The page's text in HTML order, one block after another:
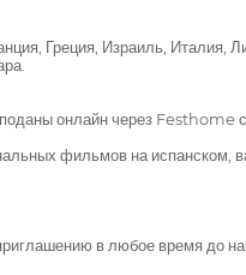
Греция, Израиль, Италия,
онлайн через Festhome
фильмов на испанском,
в любое время